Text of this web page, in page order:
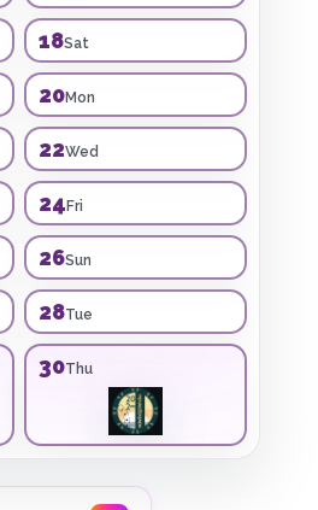
18Sat
20Mon
22Wed
24Fri
26Sun
28Tue
30Thu